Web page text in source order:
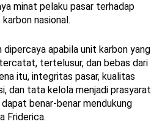
minat pelaku pasar terhadap
nasional.
dipercaya apabila unit karbon yang
tertelusur, dan bebas dari
itu, integritas pasar, kualitas
dan tata kelola menjadi prasyarat
benar-benar mendukung
Friderica.